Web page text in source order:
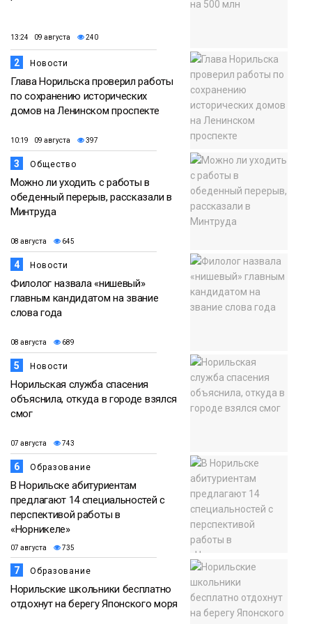
13:24 09 августа 240
2 Новости
Глава Норильска проверил работы
по сохранению исторических
домов на Ленинском проспекте
10:19 09 августа 397
3 Общество
Можно ли уходить с работы в
обеденный перерыв, рассказали в
Минтруда
08 августа 645
4 Новости
Филолог назвала «нишевый»
главным кандидатом на звание
слова года
08 августа 689
5 Новости
Норильская служба спасения
объяснила, откуда в городе взялся
смог
07 августа 743
6 Образование
В Норильске абитуриентам
предлагают 14 специальностей с
перспективой работы в
«Норникеле»
07 августа 735
7 Образование
Норильские школьники бесплатно
отдохнут на берегу Японского моря